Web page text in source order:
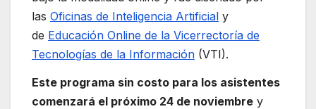
las Oficinas de Inteligencia Artificial y
de Educación Online de la Vicerrectoría de
Tecnologías de la Información (VTI).
Este programa sin costo para los asistentes
comenzará el próximo 24 de noviembre y